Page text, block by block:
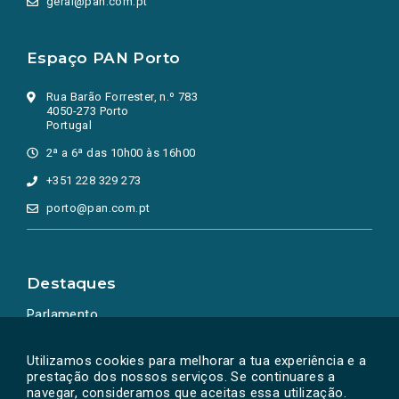
Utilizamos cookies para melhorar a tua experiência e a
prestação dos nossos serviços. Se continuares a
navegar, consideramos que aceitas essa utilização.
Espaço PAN Porto
Rua Barão Forrester, n.º 783
4050-273 Porto
Portugal
2ª a 6ª das 10h00 às 16h00
+351 228 329 273
porto@pan.com.pt
Destaques
Parlamento